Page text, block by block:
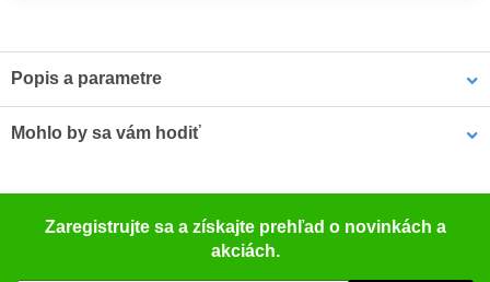
Popis a parametre
vynikající odolnost proti zanášení a vysokou zapalitelnost směsi,
Extrémně vysoký bod tání iridia je ideální pro dnešní motory
úsporu paliva a dlouhou životnost.
Mohlo by sa vám hodiť
Zaregistrujte sa a získajte prehľad o novinkách a
akciách.